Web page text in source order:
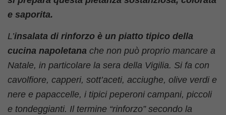
e saporita.
L’insalata di rinforzo è un piatto tipico della
cucina napoletana che non può proprio mancare a
Natale, in particolare la sera della Vigilia. Si fa con
cavolfiore, capperi, sott’aceti, acciughe, olive verdi e
nere e papaccelle, i tipici peperoni campani, piccoli
e tondeggianti. Il termine “rinforzo” secondo la